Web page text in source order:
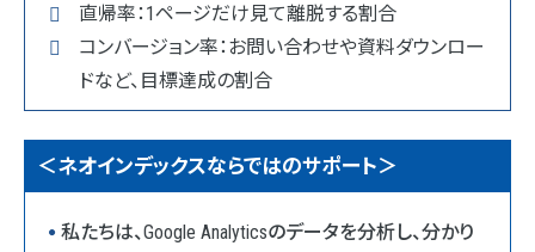
直帰率：1ページだけ見て離脱する割合
コンバージョン率：お問い合わせや資料ダウンロー
ドなど、目標達成の割合
＜ネオインデックスならではのサポート＞
私たちは、Google Analyticsのデータを分析し、分かり